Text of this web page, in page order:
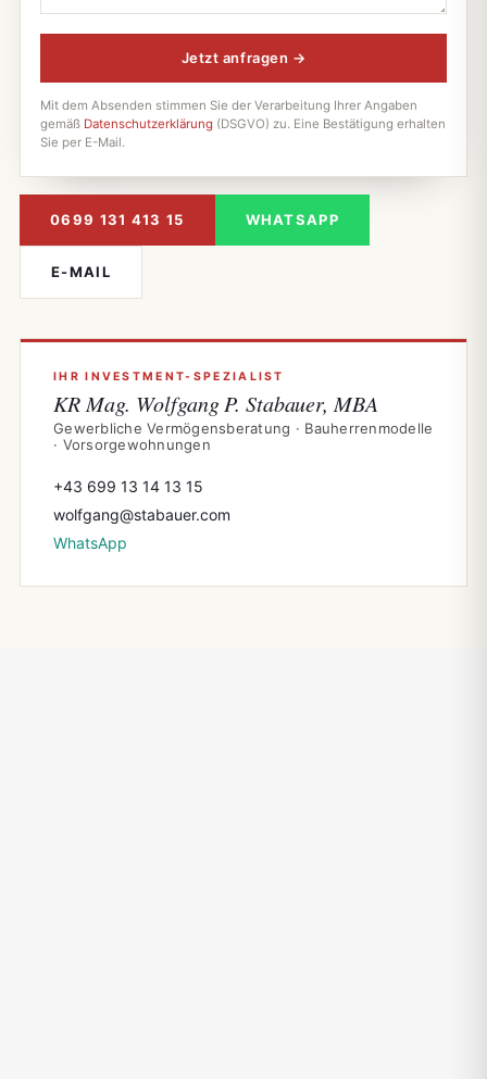
Jetzt anfragen →
Mit dem Absenden stimmen Sie der Verarbeitung Ihrer Angaben
gemäß Datenschutzerklärung (DSGVO) zu. Eine Bestätigung erhalten
Sie per E-Mail.
0699 131 413 15 WHATSAPP
E-MAIL
IHR INVESTMENT-SPEZIALIST
KR Mag. Wolfgang P. Stabauer, MBA
Gewerbliche Vermögensberatung · Bauherrenmodelle
· Vorsorgewohnungen
+43 699 13 14 13 15
wolfgang@stabauer.com
WhatsApp